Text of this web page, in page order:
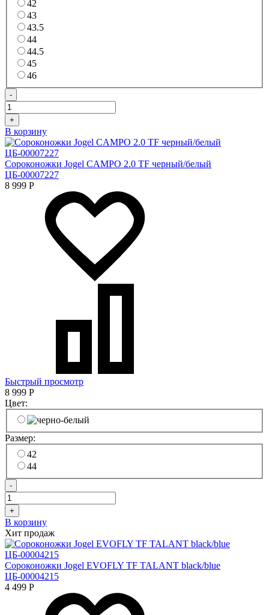
42
43
43.5
44
44.5
45
46
-
+
В корзину
Сороконожки Jogel CAMPO 2.0 TF черный/белый
ЦБ-00007227
8 999 Р
Быстрый просмотр
8 999 Р
Цвет:
Размер:
42
44
-
+
В корзину
Хит продаж
Сороконожки Jogel EVOFLY TF TALANT black/blue
ЦБ-00004215
4 499 Р